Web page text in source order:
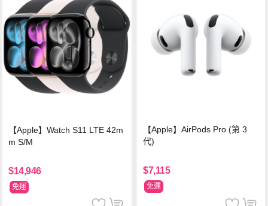
【Apple】Watch S11 LTE 42m
m S/M
$14,946
免運
【Apple】AirPods Pro (第 3
代)
$7,115
免運